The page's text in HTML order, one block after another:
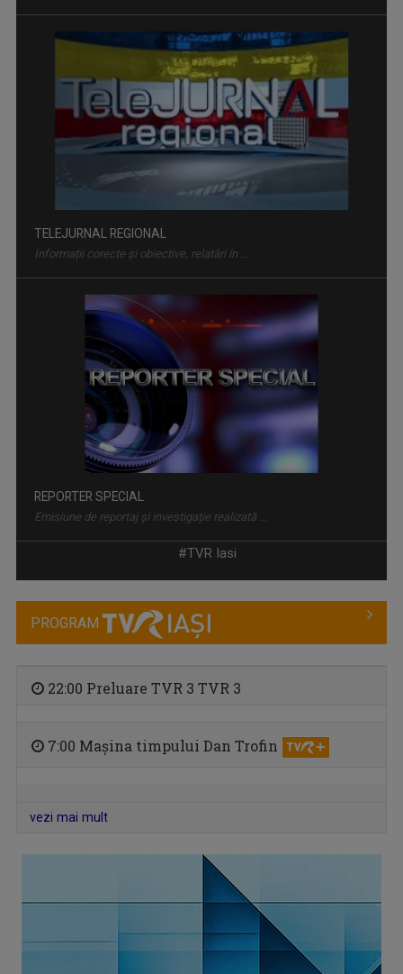
TELEJURNAL REGIONAL
Informații corecte și obiective, relatări în ...
REPORTER SPECIAL
Emisiune de reportaj și investigație realizată ...
DIMINEȚI PERFECTE
#TVR Iasi
PROGRAM
22:00 Preluare TVR 3 TVR 3
7:00 Mașina timpului Dan Trofin
vezi mai mult